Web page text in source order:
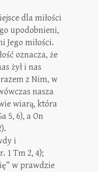
dla miłości
upodobnieni,
Jego miłości.
oznacza, że
żył i nas
z Nim, w
nasza
wiarą, która
5, 6), a On
i
1 Tm 2, 4);
w prawdzie